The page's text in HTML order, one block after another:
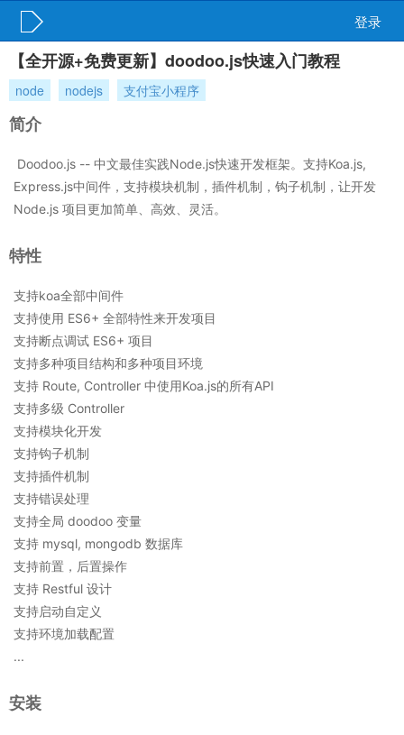
登录
【全开源+免费更新】doodoo.js快速入门教程
node nodejs 支付宝小程序
简介
​ Doodoo.js -- 中文最佳实践Node.js快速开发框架。支持Koa.js,
Express.js中间件，支持模块机制，插件机制，钩子机制，让开发
Node.js 项目更加简单、高效、灵活。
特性
支持koa全部中间件
支持使用 ES6+ 全部特性来开发项目
支持断点调试 ES6+ 项目
支持多种项目结构和多种项目环境
支持 Route, Controller 中使用Koa.js的所有API
支持多级 Controller
支持模块化开发
支持钩子机制
支持插件机制
支持错误处理
支持全局 doodoo 变量
支持 mysql, mongodb 数据库
支持前置，后置操作
支持 Restful 设计
支持启动自定义
支持环境加载配置
...
安装